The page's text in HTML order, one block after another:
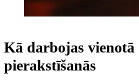
Kā darbojas vienotā
pierakstīšanās